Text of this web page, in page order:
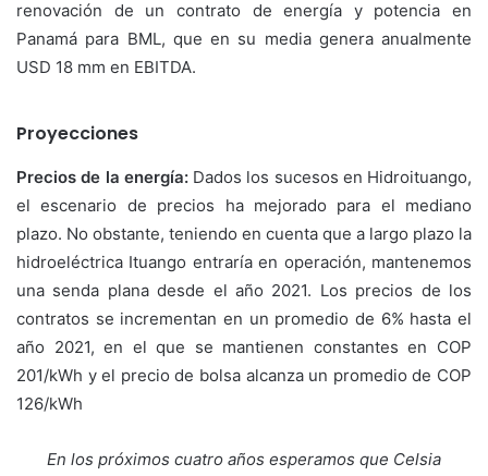
renovación de un contrato de energía y potencia en
Panamá para BML, que en su media genera anualmente
USD 18 mm en EBITDA.
Proyecciones
Precios de la energía:Dados los sucesos en Hidroituango,
el escenario de precios ha mejorado para el mediano
plazo. No obstante, teniendo en cuenta que a largo plazo la
hidroeléctrica Ituango entraría en operación, mantenemos
una senda plana desde el año 2021. Los precios de los
contratos se incrementan en un promedio de 6% hasta el
año 2021, en el que se mantienen constantes en COP
201/kWh y el precio de bolsa alcanza un promedio de COP
126/kWh
En los próximos cuatro años esperamos que Celsia